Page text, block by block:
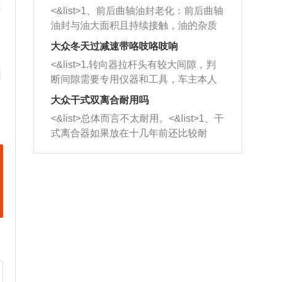
西取出来。但如果是因为积碳过多引起
的堵塞，就需要将三元催化器泡在草酸
洗剂对堵塞的情况得到解决，将清洗剂
放在燃油箱中，与燃油混合后，车辆启
动时，就可以和汽油一起进入到燃烧
室，最后形成废气排出，就可以让三元
催化器得到清洗，排气管堵塞的情况就
能够得到解决。
一圈半的练习，往右同样也要打相同的
圈数。 <&list>3、最后强调要反复练
习，这样就可以形成肌肉记忆，在真实
驾驶车辆时，不需要记忆也能打好方
向。
<&list>1、前后曲轴油封老化：前后曲轴
油封与油大面积且持续接触，油的杂质
和发动机内持续温度变化使其密封效果
逐渐减弱，导致渗油或漏油。<&list>2、
活塞间隙过大：积碳会使活塞环与缸体
的间隙扩大，导致机油流入燃烧室中，
造成烧机油。<&list>3、机油粘度。使用
机油粘度过小的话，同样会有烧机油现
象，机油粘度过小具有很好的流动性，
大众冬天过减速带咯吱咯吱响
<&list>1.转向器拉杆头有较大间隙，判
断间隙需要专用仪器和工具，车主本人
无法制作，需要将车辆送到修理厂或4s
店；<&list>2.车辆半轴套管防尘罩破
裂，破裂后会出现漏油现象，使半轴磨
损严重，磨损的半轴容易损坏，产生异
响；<&list>3.稳定器的转向胶套和球头
大众干式双离合耐用吗
<&list>总体而言不太耐用。<&list>1、干
式离合器如果放在十几年前还比较耐